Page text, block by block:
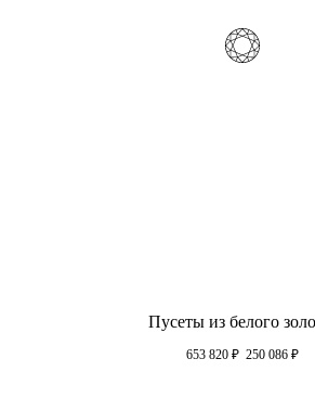
Пусеты из белого
653 820 ₽ 250 086 ₽